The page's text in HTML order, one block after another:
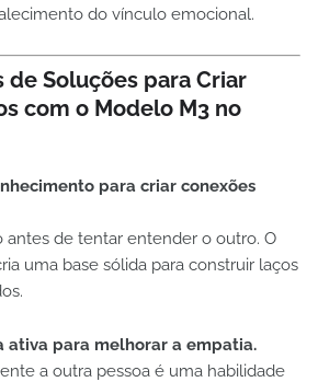
do vínculo emocional.
de Soluções para Criar
com o Modelo M3 no
para criar conexões
antes de tentar entender o outro. O
uma base sólida para construir laços
ativa para melhorar a empatia.
a outra pessoa é uma habilidade